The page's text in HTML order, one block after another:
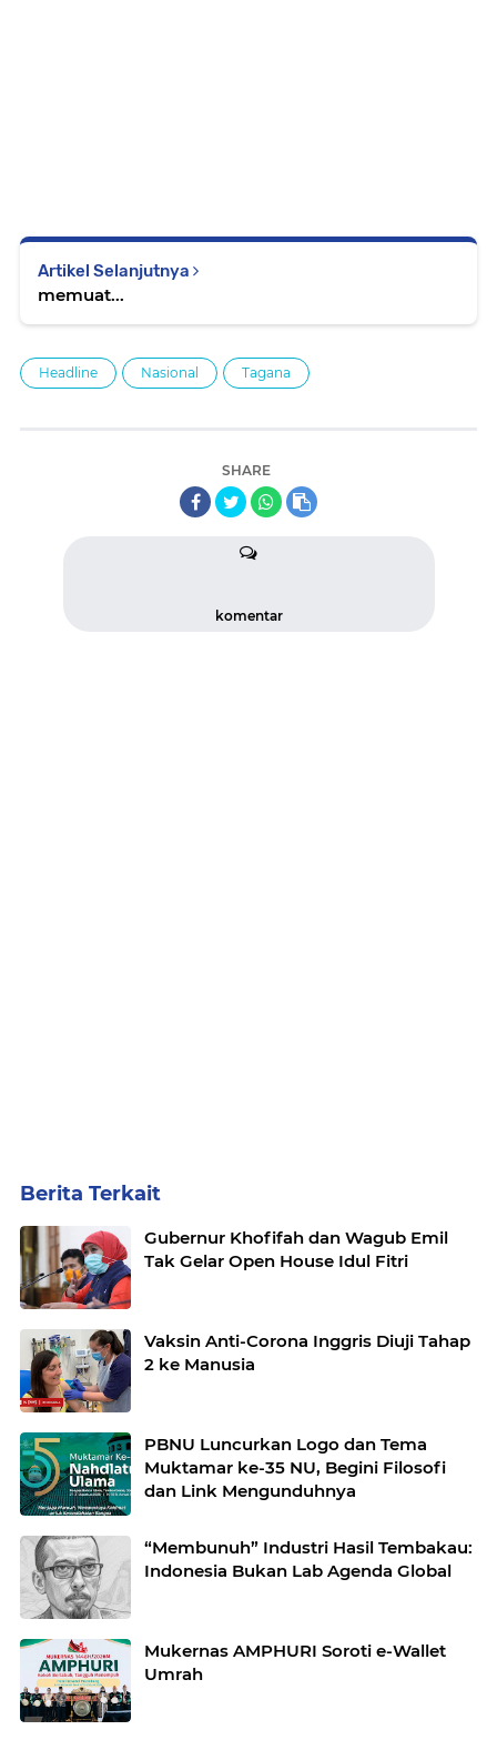
Artikel Selanjutnya
memuat...
Headline Nasional Tagana
SHARE
komentar
Berita Terkait
Gubernur Khofifah dan Wagub Emil
Tak Gelar Open House Idul Fitri
Vaksin Anti-Corona Inggris Diuji Tahap
2 ke Manusia
PBNU Luncurkan Logo dan Tema
Muktamar ke-35 NU, Begini Filosofi
dan Link Mengunduhnya
“Membunuh” Industri Hasil Tembakau:
Indonesia Bukan Lab Agenda Global
Mukernas AMPHURI Soroti e-Wallet
Umrah